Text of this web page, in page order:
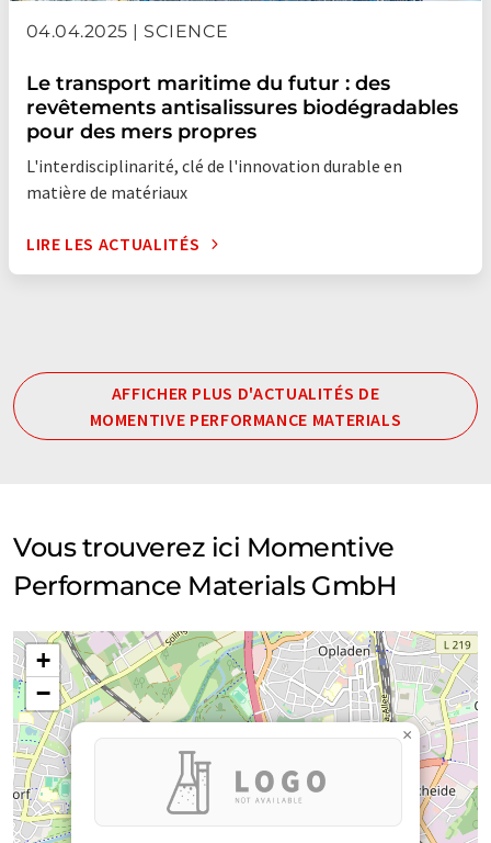
04.04.2025 | SCIENCE
Le transport maritime du futur : des
revêtements antisalissures biodégradables
pour des mers propres
L'interdisciplinarité, clé de l'innovation durable en
matière de matériaux
LIRE LES ACTUALITÉS
AFFICHER PLUS D'ACTUALITÉS DE
MOMENTIVE PERFORMANCE MATERIALS
Vous trouverez ici Momentive
Performance Materials GmbH
×
+
−